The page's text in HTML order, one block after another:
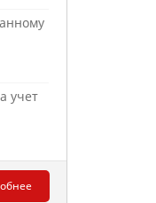
учет